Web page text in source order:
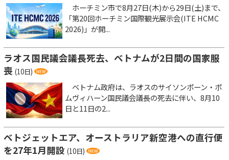
ホーチミン市で8月27日(木)から29日(土)まで、
「第20回ホーチミン国際観光展示会(ITE HCMC
2026)」が開...
ラオス国民議会議長死去、ベトナムが2日間の国家服
喪 (10日)
ベトナム政府は、ラオスのサイソンポーン・ポ
ムヴィハーン国民議会議長の死去に伴い、8月10
日と11日の2...
ベトジェットエア、オーストラリア新空港への直行便
を27年1月開設 (10日)